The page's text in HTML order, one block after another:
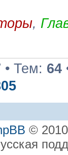
,
• Тем: 64
©